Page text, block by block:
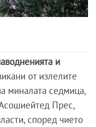
и
от излелите
миналата седмица,
Прес,
според чието